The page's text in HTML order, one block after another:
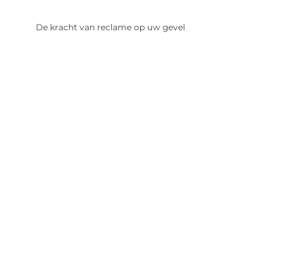
De kracht van reclame op uw gevel